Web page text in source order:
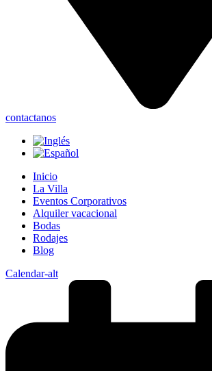
contactanos
Inicio
La Villa
Eventos Corporativos
Alquiler vacacional
Bodas
Rodajes
Blog
Calendar-alt